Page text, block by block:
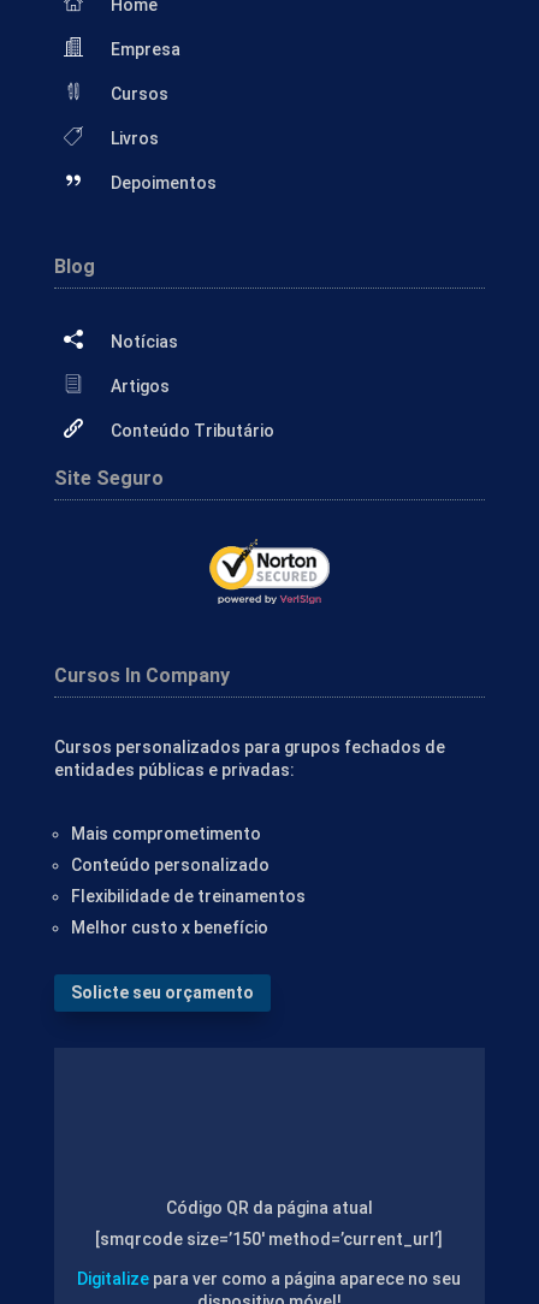
Home
Empresa
Cursos
Livros
Depoimentos
Blog
Notícias
Artigos
Conteúdo Tributário
Site Seguro
Cursos In Company
Cursos personalizados para grupos fechados de
entidades públicas e privadas:
Mais comprometimento
Conteúdo personalizado
Flexibilidade de treinamentos
Melhor custo x benefício
Solicte seu orçamento
Código QR da página atual
[smqrcode size=’150′ method=’current_url’]
Digitalize para ver como a página aparece no seu